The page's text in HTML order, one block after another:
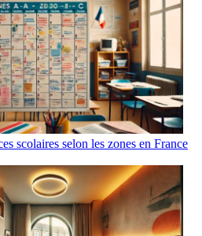
scolaires selon les zones en France